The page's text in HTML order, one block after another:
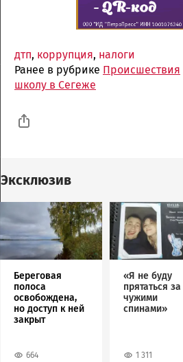
дтп, коррупция, налоги
Ранее в рубрике Происшествия
школу в Сегеже
Эксклюзив
Береговая
полоса
освобождена,
но доступ к ней
закрыт
664
Image
«Я не буду
прятаться за
чужими
спинами»
1 311